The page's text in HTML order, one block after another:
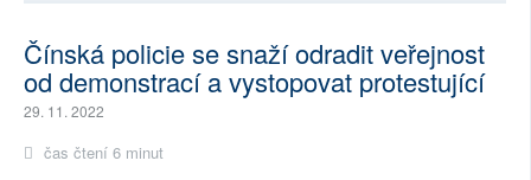
Čínská policie se snaží odradit veřejnost
od demonstrací a vystopovat protestující
29. 11. 2022
čas čtení 6 minut